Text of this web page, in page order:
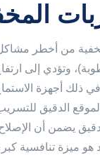
من أخطر مشاكل
وتؤدي إلى
في ذلك أجهزة
الدقيق
يضمن أن
هو ميزة تنافسية